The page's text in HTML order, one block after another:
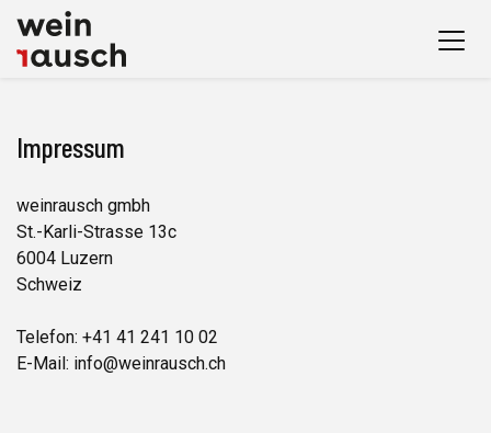
Impressum
weinrausch gmbh
St.-Karli-Strasse 13c
6004 Luzern
Schweiz
Telefon: +41 41 241 10 02
E-Mail: info@weinrausch.ch